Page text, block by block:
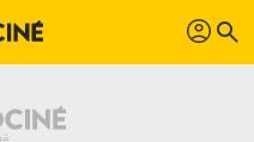
profil search